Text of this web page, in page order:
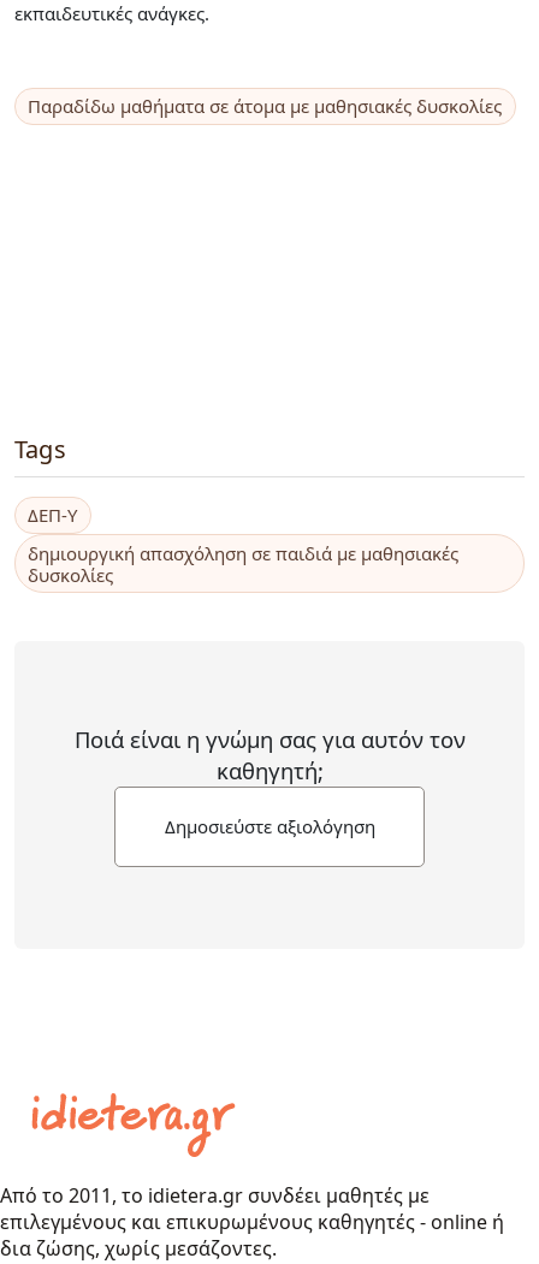
εκπαιδευτικές ανάγκες.
Παραδίδω μαθήματα σε άτομα με μαθησιακές δυσκολίες
Tags
ΔΕΠ-Υ
δημιουργική απασχόληση σε παιδιά με μαθησιακές
δυσκολίες
Ποιά είναι η γνώμη σας για αυτόν τον
καθηγητή;
Δημοσιεύστε αξιολόγηση
Από το 2011, το idietera.gr συνδέει μαθητές με
επιλεγμένους και επικυρωμένους καθηγητές - online ή
δια ζώσης, χωρίς μεσάζοντες.